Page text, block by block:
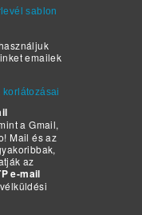
sablon
emailek
korlátozásai
a Gmail,
Mail és az
az
e-mail